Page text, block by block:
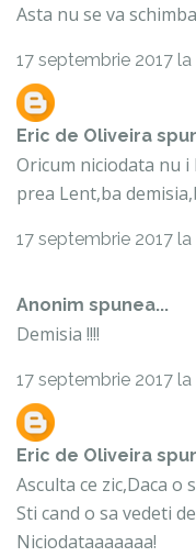
Asta nu se va
17 septembrie 2017 la
Eric de Oliveira
Oricum niciodata nu i
prea Lent,ba
17 septembrie 2017 la
Anonim spunea...
Demisia !!!!
17 septembrie 2017 la
Eric de Oliveira
Asculta ce zic,Daca o
Sti cand o sa vedeti
Niciodataaaaaaa!